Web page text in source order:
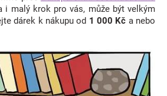
i malý krok pro vás, může být velkým
dárek k nákupu od 1 000 Kč a nebo